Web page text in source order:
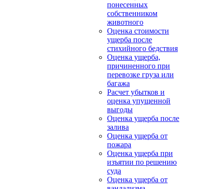
понесенных
собственником
животного
Оценка стоимости
ущерба после
стихийного бедствия
Оценка ущерба,
причиненного при
перевозке груза или
багажа
Расчет убытков и
оценка упущенной
выгоды
Оценка ущерба после
залива
Оценка ущерба от
пожара
Оценка ущерба при
изъятии по решению
суда
Оценка ущерба от